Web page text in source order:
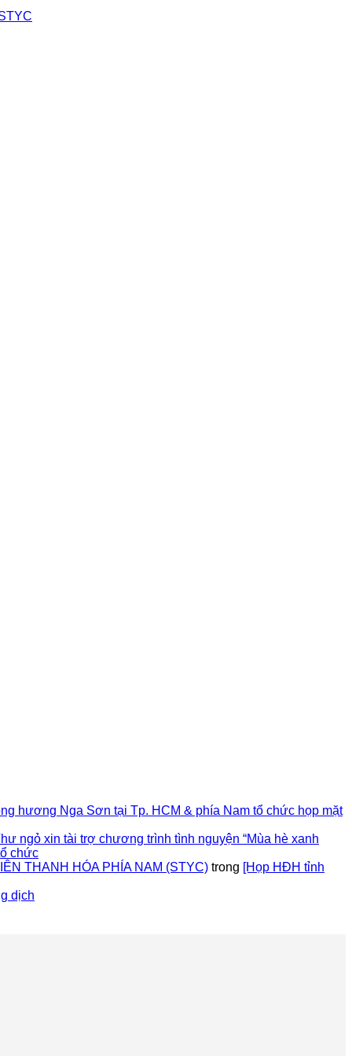
hương Nga Sơn tại Tp. HCM & phía Nam tổ chức họp mặt
ngỏ xin tài trợ chương trình tình nguyện “Mùa hè xanh
chức
THANH HÓA PHÍA NAM (STYC) trong [Họp HĐH tỉnh
dịch